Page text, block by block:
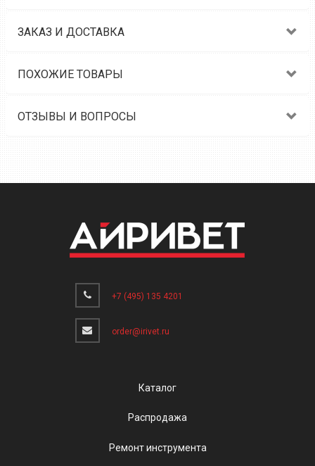
ЗАКАЗ И ДОСТАВКА
ПОХОЖИЕ ТОВАРЫ
ОТЗЫВЫ И ВОПРОСЫ
+7 (495) 135 4201
order@irivet.ru
Каталог
Распродажа
Ремонт инструмента